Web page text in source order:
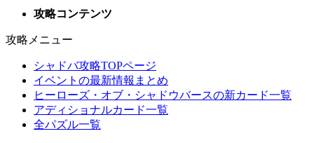
攻略コンテンツ
攻略メニュー
シャドバ攻略TOPページ
イベントの最新情報まとめ
ヒーローズ・オブ・シャドウバースの新カード一覧
アディショナルカード一覧
全パズル一覧